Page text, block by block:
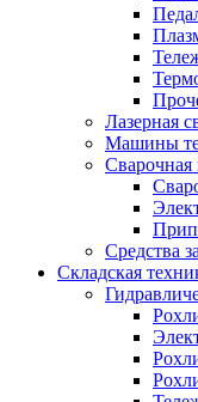
Лазерная
Машины
Сварочная
Средства
Складская